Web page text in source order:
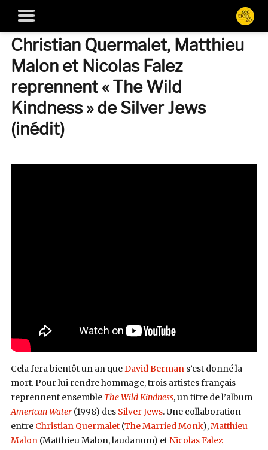
Christian Quermalet, Matthieu
Malon et Nicolas Falez
reprennent « The Wild
Kindness » de Silver Jews
(inédit)
Cela fera bientôt un an queDavid Bermans’est donné la
mort. Pour lui rendre hommage, trois artistes français
reprennent ensemble The Wild Kindness, un titre de l’album
American Water(1998) des Silver Jews. Une collaboration
entre Christian Quermalet(The Married Monk),Matthieu
Malon(Matthieu Malon, laudanum) et Nicolas Falez